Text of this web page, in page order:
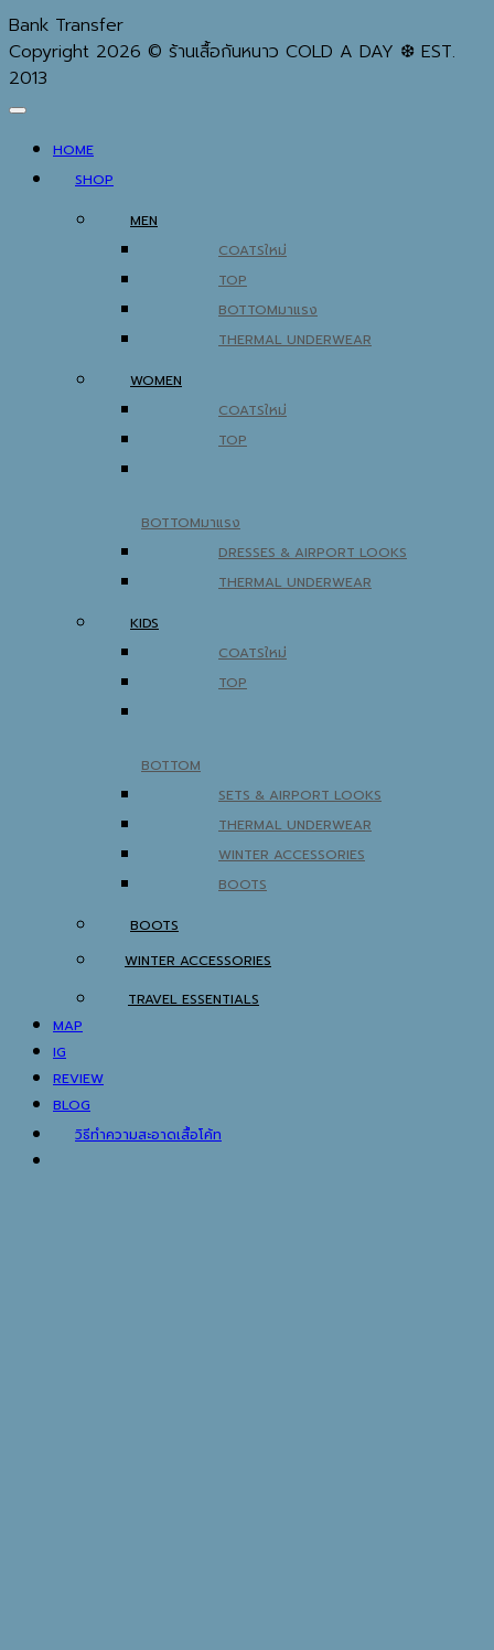
Bank Transfer
Copyright 2026 © ร้านเสื้อกันหนาว COLD A DAY ❆ EST.
2013
HOME
SHOP
MEN
COATS
TOP
BOTTOM
THERMAL UNDERWEAR
WOMEN
COATS
TOP
BOTTOM
DRESSES & AIRPORT LOOKS
THERMAL UNDERWEAR
KIDS
COATS
TOP
BOTTOM
SETS & AIRPORT LOOKS
THERMAL UNDERWEAR
WINTER ACCESSORIES
BOOTS
BOOTS
WINTER ACCESSORIES
TRAVEL ESSENTIALS
MAP
IG
REVIEW
BLOG
วิธีทำความสะอาดเสื้อโค้ท